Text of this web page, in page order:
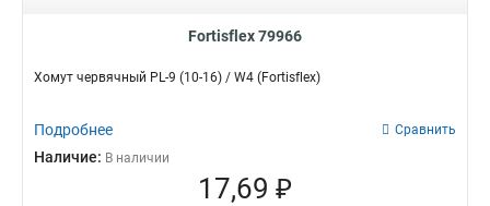
Fortisflex 79966
Хомут червячный PL-9 (10-16) / W4 (Fortisflex)
Подробнее Сравнить
Наличие: В наличии
17,69 ₽